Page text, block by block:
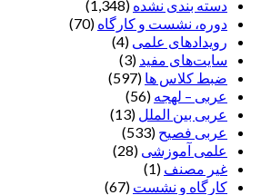
دسته بندی نشده (1,348)
دوره، نشست و کارگاه (70)
رویدادهای علمی (4)
سایت‌های مفید (3)
ضبط کلاس ها (597)
عربی – لهجه (56)
عربی بین الملل (13)
عربی فصیح (533)
علمی آموزشی (28)
غير مصنف (1)
کارگاه و نشست (67)